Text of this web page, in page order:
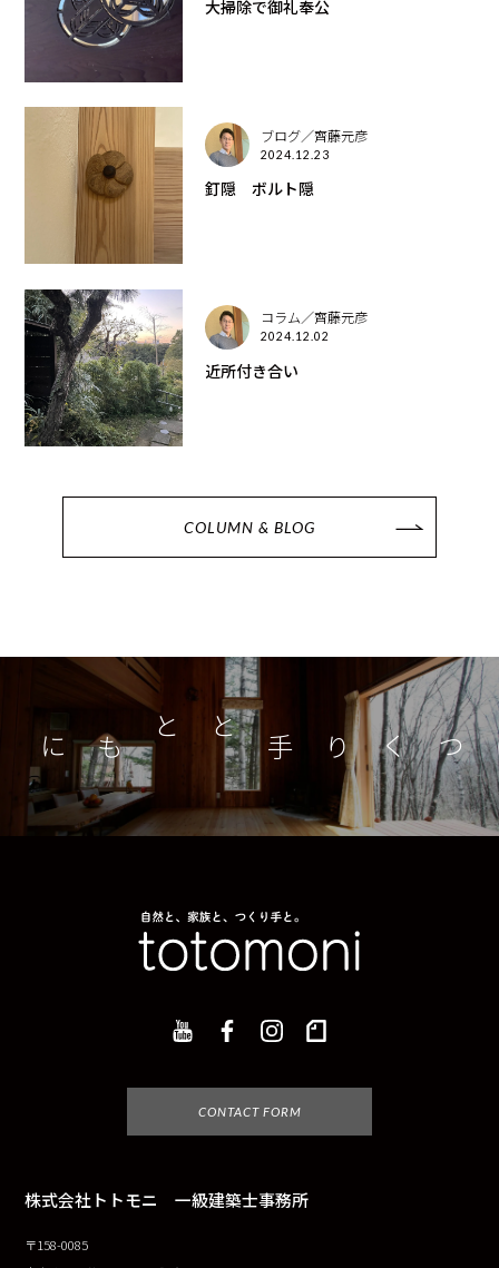
大掃除で御礼奉公
ブログ／齊藤元彦
2024.12.23
釘隠 ボルト隠
コラム／齊藤元彦
2024.12.02
近所付き合い
COLUMN & BLOG
つくり手とともに
CONTACT FORM
株式会社トトモニ 一級建築士事務所
〒158-0085